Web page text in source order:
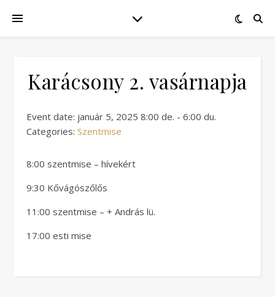
Karácsony 2. vasárnapja
Event date: január 5, 2025 8:00 de. - 6:00 du.
Categories: Szentmise
8:00 szentmise – hívekért
9:30 Kővágószőlős
11:00 szentmise – + András lü.
17:00 esti mise